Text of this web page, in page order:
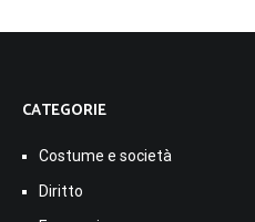
CATEGORIE
Costume e società
Diritto